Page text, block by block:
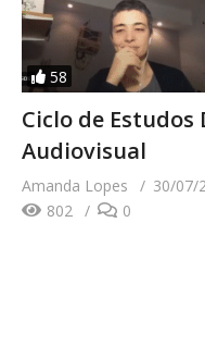
58
Ciclo de
Audiovisual
Amanda Lopes
30/07/
802
0